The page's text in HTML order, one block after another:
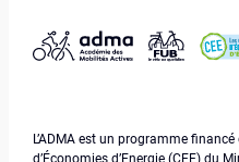
L’ADMA est un programme